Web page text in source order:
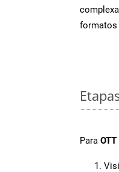
formatos
Para